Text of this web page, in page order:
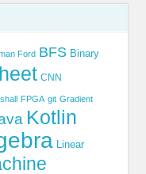
Ford BFS Binary
CNN
FPGA git Gradient
Kotlin
Linear